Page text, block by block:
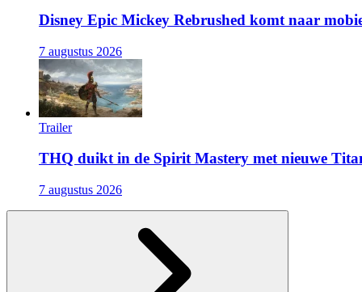
Disney Epic Mickey Rebrushed komt naar
7 augustus 2026
Trailer
THQ duikt in de Spirit Mastery met nieuwe
7 augustus 2026